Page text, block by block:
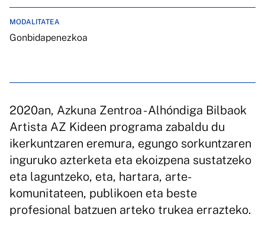
MODALITATEA
Gonbidapenezkoa
2020an, Azkuna Zentroa - Alhóndiga Bilbaok
Artista AZ Kideen programa zabaldu du
ikerkuntzaren eremura, egungo sorkuntzaren
inguruko azterketa eta ekoizpena sustatzeko
eta laguntzeko, eta, hartara, arte-
komunitateen, publikoen eta beste
profesional batzuen arteko trukea errazteko.